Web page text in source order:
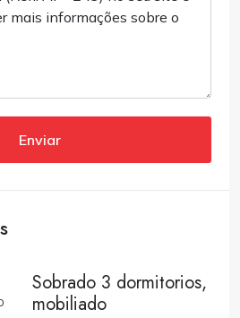
Enviar
Sobrado 3 dormitorios,
mobiliado